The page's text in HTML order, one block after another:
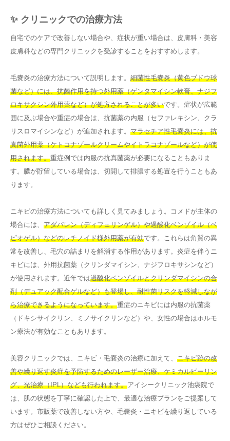
✨ クリニックでの治療方法
自宅でのケアで改善しない場合や、症状が重い場合は、皮膚科・美容
皮膚科などの専門クリニックを受診することをおすすめします。
毛嚢炎の治療方法について説明します。 細菌性毛嚢炎（黄色ブドウ球
菌など）には、抗菌作用を持つ外用薬（ゲンタマイシン軟膏、ナジフ
ロキサクシン外用薬など）が処方されることが多いです。症状が広範
囲に及ぶ場合や重症の場合は、抗菌薬の内服（セファレキシン、クラ
リスロマイシンなど）が追加されます。 マラセチア性毛嚢炎には、抗
真菌外用薬（ケトコナゾールクリームやイトラコナゾールなど）が使
用されます。重症例では内服の抗真菌薬が必要になることもありま
す。膿が貯留している場合は、切開して排膿する処置を行うこともあ
ります。
ニキビの治療方法についても詳しく見てみましょう。コメドが主体の
場合には、 アダパレン（ディフェリンゲル）や過酸化ベンゾイル（ベ
ピオゲル）などのレチノイド様外用薬が有効です。これらは角質の異
常を改善し、毛穴の詰まりを解消する作用があります。炎症を伴うニ
キビには、外用抗菌薬（クリンダマイシン、ナジフロキサシンなど）
が使用されます。近年では過酸化ベンゾイルとクリンダマイシンの合
剤（デュアック配合ゲルなど）も登場し、耐性菌リスクを軽減しなが
ら治療できるようになっています。重症のニキビには内服の抗菌薬
（ドキシサイクリン、ミノサイクリンなど）や、女性の場合はホルモ
ン療法が有効なこともあります。
美容クリニックでは、ニキビ・毛嚢炎の治療に加えて、 ニキビ跡の改
善や繰り返す炎症を予防するためのレーザー治療、ケミカルピーリン
グ、光治療（IPL）なども行われます。アイシークリニック池袋院で
は、肌の状態を丁寧に確認した上で、最適な治療プランをご提案して
います。市販薬で改善しない方や、毛嚢炎・ニキビを繰り返している
方はぜひご相談ください。